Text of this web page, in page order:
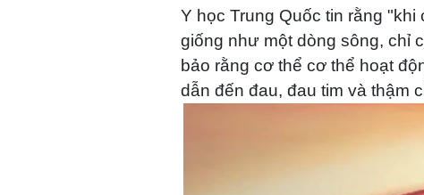
Y học Trung Quốc tin rằng
giống như một dòng sông, chỉ
bảo rằng cơ thể cơ thể hoạt
dẫn đến đau, đau tim và thậm